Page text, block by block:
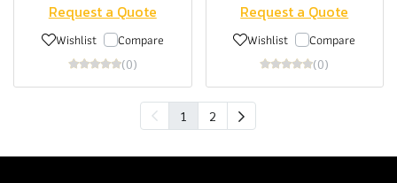
Request a Quote
Wishlist Compare
(0)
Request a Quote
Wishlist Compare
(0)
1 2